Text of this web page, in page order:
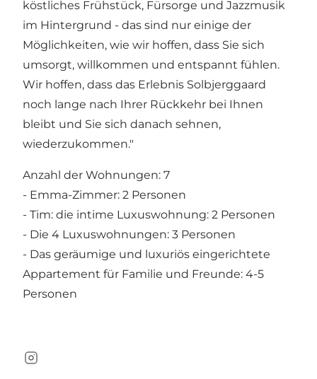
köstliches Frühstück, Fürsorge und Jazzmusik
im Hintergrund - das sind nur einige der
Möglichkeiten, wie wir hoffen, dass Sie sich
umsorgt, willkommen und entspannt fühlen.
Wir hoffen, dass das Erlebnis Solbjerggaard
noch lange nach Ihrer Rückkehr bei Ihnen
bleibt und Sie sich danach sehnen,
wiederzukommen."
Anzahl der Wohnungen: 7
- Emma-Zimmer: 2 Personen
- Tim: die intime Luxuswohnung: 2 Personen
- Die 4 Luxuswohnungen: 3 Personen
- Das geräumige und luxuriös eingerichtete
Appartement für Familie und Freunde: 4-5
Personen
Instagram